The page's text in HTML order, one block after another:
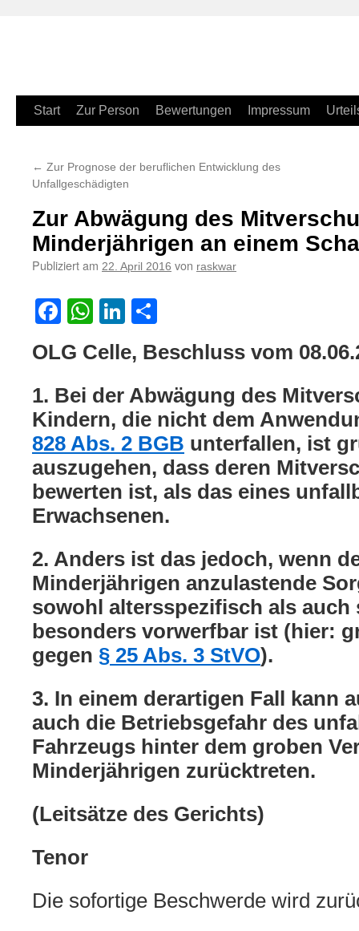
Zum
springen
Start Zur Person Bewertungen Impressum
← Zur Prognose der beruflichen Entwicklung des
Unfallgeschädigten
Zur Abwägung des
Minderjährigen an einem
Publiziert am 22. April 2016 von raskwar
Facebook
WhatsApp
LinkedIn
OLG Celle, Beschluss vom
1. Bei der Abwägung des
Kindern, die nicht dem
828 Abs. 2 BGB unterfallen, ist
auszugehen, dass deren
bewerten ist, als das eines
Erwachsenen.
2. Anders ist das jedoch, wenn
Minderjährigen anzulastende
sowohl altersspezifisch als auch
besonders vorwerfbar ist (hier:
gegen § 25 Abs. 3 StVO).
3. In einem derartigen Fall kann
auch die Betriebsgefahr des
Fahrzeugs hinter dem groben
Minderjährigen zurücktreten.
(Leitsätze des Gerichts)
Tenor
Die sofortige Beschwerde wird